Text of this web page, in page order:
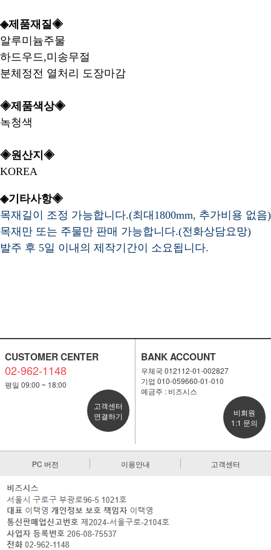
◈제품재질◈
알루미늄주물
하드우드,미송무절
분체정전 열처리 도장마감
◈제품색상◈
녹청색
◈원산지◈
KOREA
◈기타사항◈
목재길이 조정 가능합니다.(최대1800mm, 추가비용 없음)
목재만 또는 주물만 판매 가능합니다.(전화상담요망)
발주 후 5일 이내의 제작기간이 소요됩니다.
CUSTOMER CENTER
02-962-1148
평일 09:00 ~ 18:00
고객센터
연결하기
BANK ACCOUNT
우체국 012112-01-002827
기업 010-059660-01-010
예금주 : 비즈시스
비회원
1:1 문의
PC 버전 이용안내 고객센터